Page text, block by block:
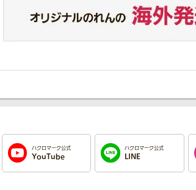
ハクロマーク公式
YouTube
ハクロマーク公式
LINE